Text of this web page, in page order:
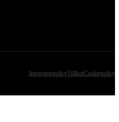
IntegritetspolicyVillkorCookiepolicy